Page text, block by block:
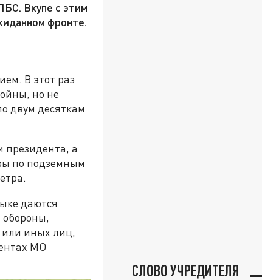
Вкупе с этим
фронте.
В этот раз
но не
двум десяткам
президента, а
по подземным
даются
обороны,
или иных лиц,
МО
СЛОВО УЧРЕДИТЕЛЯ